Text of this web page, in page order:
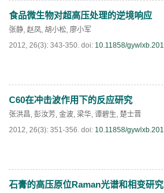
PDF(493)
食品微生物对超高压处理的逆境响应
张静, 赵凤, 胡小松, 廖小军
2012, 26(3): 343-350. doi: 10.11858/
PDF(648)
C60在冲击波作用下的反应研究
张洪昌, 彭汝芳, 金波, 梁华, 谭碧生, 楚士晋
2012, 26(3): 351-356. doi: 10.11858/
PDF(627)
石膏的高压原位Raman光谱和相变研究